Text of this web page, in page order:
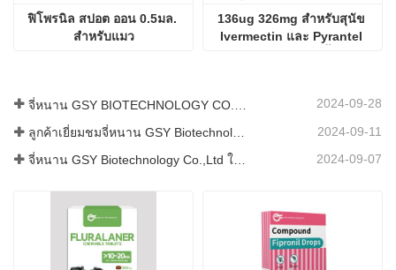
ฟิโพรนิล สปอต ออน 0.5มล.
สำหรับแมว
136ug 326mg สำหรับสุนัข
Ivermectin และ Pyrantel
2024-09-28
2024-09-11
จี่หนาน GSY Biotechnology Co.,Ltd ในนิทรรศการ Nanjing VIV 2024-09-07